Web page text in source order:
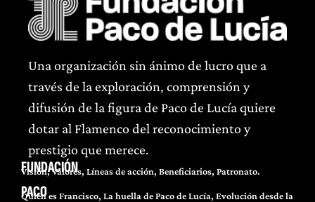
Una organización sin ánimo de lucro que a
través de la exploración, comprensión y
difusión de la figura de Paco de Lucía quiere
dotar al Flamenco del reconocimiento y
prestigio que merece.
FUNDACIÓN
Visión, Valores, Líneas de acción, Beneficiarios, Patronato.
PACO
Quién es Francisco, La huella de Paco de Lucía, Evolución desde la